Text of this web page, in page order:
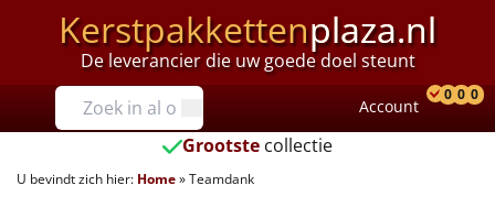
Kerstpakkettenplaza.nl
De leverancier die uw goede doel steunt
Prijzen
Tot €25
€25 tot €35
Account
0 0 0
Grootste collectie
U bevindt zich hier: Home»Teamdank